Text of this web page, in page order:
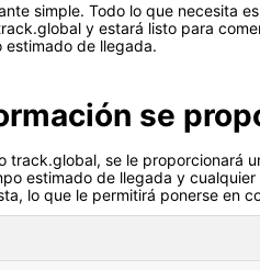
simple. Todo lo que necesita
y estará listo para
estimado de llegada.
se
track.global, se le proporcionará
estimado de llegada y
lo que le permitirá ponerse en